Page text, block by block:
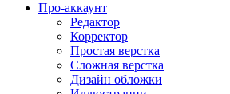
Про-аккаунт
Редактор
Корректор
Простая верстка
Сложная верстка
Дизайн обложки